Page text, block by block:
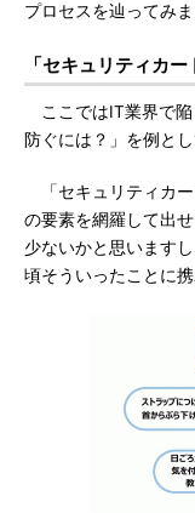
プロセスを辿ってみま
「セキュリティカ
ここではIT業界で陥
防ぐには？」を例と
「セキュリティカー
の要素を網羅して出
少ないかと思います
頃そういったことに